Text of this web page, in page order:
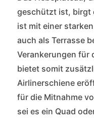
geschützt ist, birgt
ist mit einer
auch als Terrasse
Verankerungen für
bietet somit
Airlinerschiene
für die Mitnahme
sei es ein Quad